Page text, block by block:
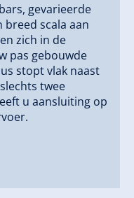
gevarieerde
scala aan
zich in de
pas gebouwde
stopt vlak naast
twee
u aansluiting op